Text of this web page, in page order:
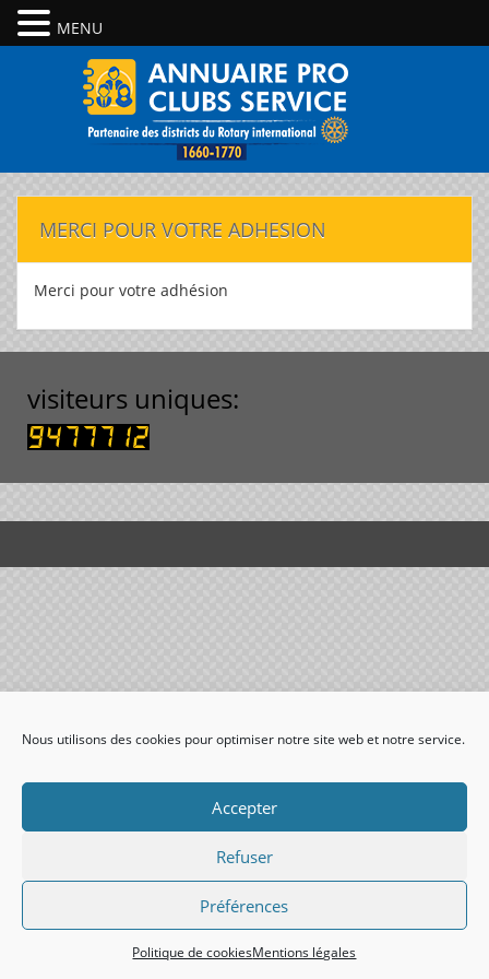
Nous utilisons des cookies pour optimiser notre site web et notre service.
Accepter
Refuser
Préférences
Politique de cookiesMentions légales
MERCI POUR VOTRE ADHESION
Merci pour votre adhésion
visiteurs uniques:
MENU